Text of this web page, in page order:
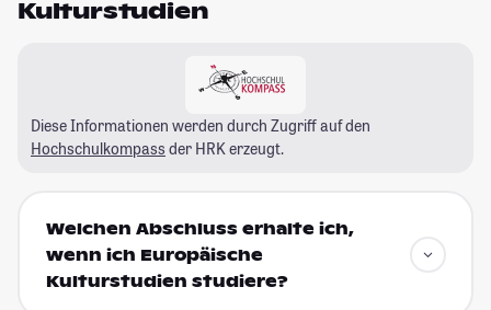
Kulturstudien
Diese Informationen werden durch Zugriff auf den
Hochschulkompass der HRK erzeugt.
Welchen Abschluss erhalte ich,
wenn ich Europäische
Kulturstudien studiere?